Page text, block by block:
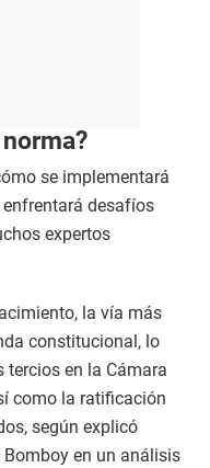
se implementará
desafíos
expertos
la vía más
constitucional, lo
tercios en la Cámara
como la ratificación
según explicó
en un análisis